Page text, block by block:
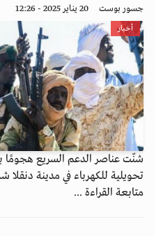
جسور بوست 20 يناير 2025 - 12:26
أخبار
شنّت عناصر الدعم السريع هجومًا
تحويلية للكهرباء في مدينة
متابعة القراءة ...